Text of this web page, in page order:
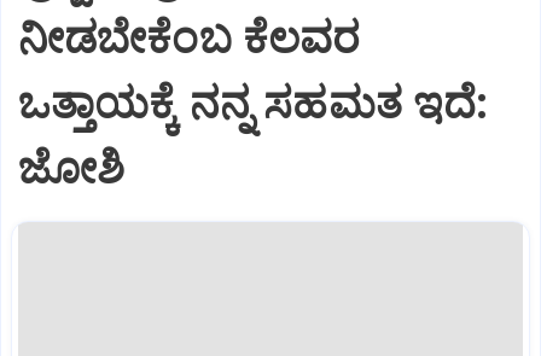
ನೀಡಬೇಕೆಂಬ ಕೆಲವರ
ಒತ್ತಾಯಕ್ಕೆ ನನ್ನ ಸಹಮತ ಇದೆ:
ಜೋಶಿ